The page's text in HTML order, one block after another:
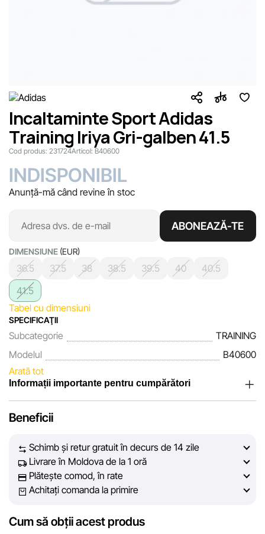
Incaltaminte Sport Adidas
Training Iriya Gri-galben 41.5
Cod produs: 231724Articol: B40600
INDISPONIBIL
Anunță-mă când revine în stoc
ABONEAZĂ-TE
DIMENSIUNE (EUR)
36.5 37.5 38 38.5 39.5 40
40.5
41.5
Tabel cu dimensiuni
SPECIFICAŢII
Subcategorie
TRAINING
Modelul
B40600
Arată tot
Informații importante pentru cumpărători
încrederea clienților noștri. În fiecare zi depunem eforturi
prezentate pe site să fie cât mai complete, obiective și
actuale. Scopul nostru este să vă oferim informații corecte și
veridice, pentru ca dvs. să puteți lua cea mai bună decizie
de cumpărare.
Cu toate acestea, în ciuda controlului constant, Sportlandia
Beneficii
Schimb și retur gratuit în decurs de 14 zile
Livrare în Moldova de la 1 oră
Plătește comod, în rate
Achitați comanda la primire
Cum să obții acest produs